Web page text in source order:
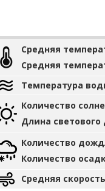
Средняя
Средняя
Температура
Количество
Длина светового
Количество
Количество
Средняя